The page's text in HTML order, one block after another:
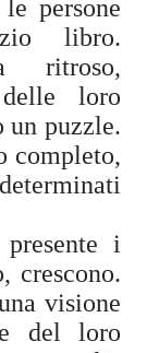
persone
libro.
ritroso,
loro
un puzzle.
completo,
i
crescono.
visione
del loro